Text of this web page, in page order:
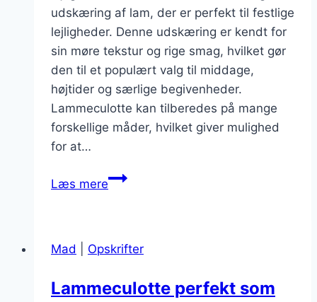
udskæring af lam, der er perfekt til festlige
lejligheder. Denne udskæring er kendt for
sin møre tekstur og rige smag, hvilket gør
den til et populært valg til middage,
højtider og særlige begivenheder.
Lammeculotte kan tilberedes på mange
forskellige måder, hvilket giver mulighed
for at…
Læs mereLammeculotte
lejligheder
Mad Opskrifter
Lammeculotte perfekt som